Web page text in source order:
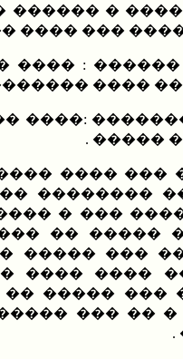
����� �
���� ��
: ����
:����
���� �����
��������
���� ��� �
�� ����� ��
��� ���
����
��� �����
� �� ���